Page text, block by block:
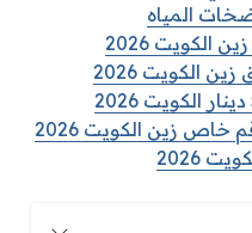
المياه
2026
الكويت 2026
زين الكويت 2026
2026